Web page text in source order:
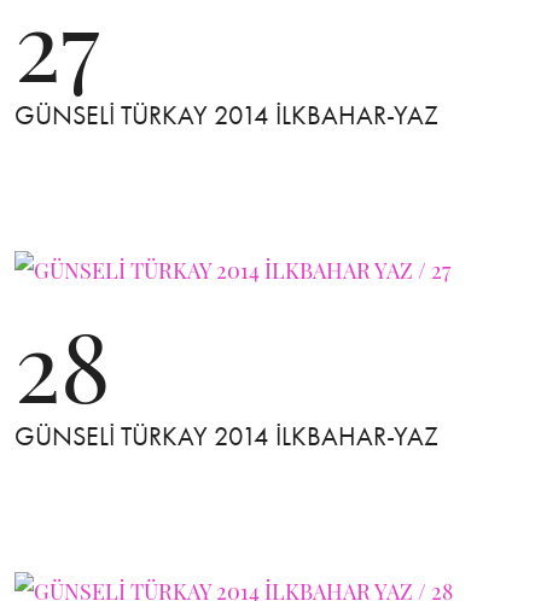
27
GÜNSELİ TÜRKAY 2014 İLKBAHAR-YAZ
28
GÜNSELİ TÜRKAY 2014 İLKBAHAR-YAZ